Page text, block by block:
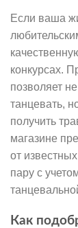
Если ваша
конкурсах.
позволяет
танцевать,
получить
магазине
от
пару с
Как